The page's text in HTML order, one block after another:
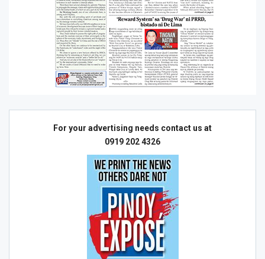
For your advertising needs contact us at
0919 202 4326